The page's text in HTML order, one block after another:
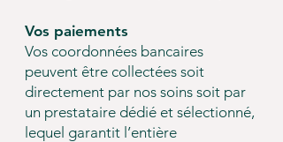
Vos paiements
Vos coordonnées bancaires
peuvent être collectées soit
directement par nos soins soit par
un prestataire dédié et sélectionné,
lequel garantit l’entière